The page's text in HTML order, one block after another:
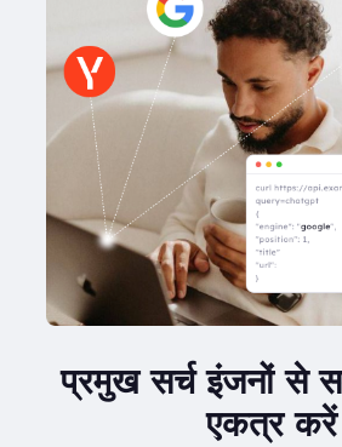
प्रमुख सर्च इंजनों से
एकत्र करें